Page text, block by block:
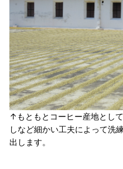
↑もともとコーヒー産地とし
しなど細かい工夫によって洗
出します。